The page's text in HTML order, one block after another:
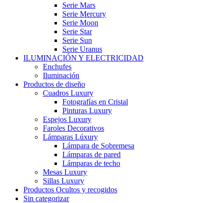
Serie Mars
Serie Mercury
Serie Moon
Serie Star
Serie Sun
Serie Uranus
ILUMINACIÓN Y ELECTRICIDAD
Enchufes
Iluminación
Productos de diseño
Cuadros Luxury
Fotografías en Cristal
Pinturas Luxury
Espejos Luxury
Faroles Decorativos
Lámparas Lúxury
Lámpara de Sobremesa
Lámparas de pared
Lámparas de techo
Mesas Luxury
Sillas Luxury
Productos Ocultos y recogidos
Sin categorizar